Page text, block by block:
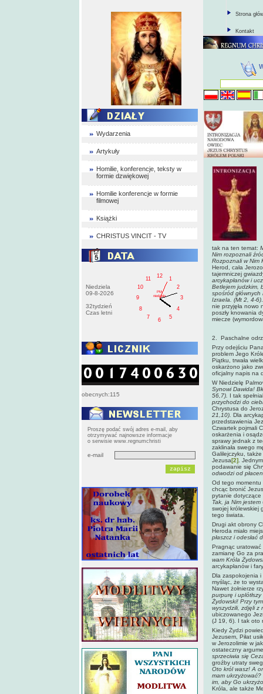
Wydarzenia
Artykuły
Homilie, konferencje, teksty w
formie dzwiękowej
Homilie konferencje w formie
filmowej
Książki
CHRISTUS VINCIT - TV
Niedziela
09-8-2026
32tydzień
Czas letni
1
2
3
4
5
6
7
8
9
10
11
12
PM
niedziela
obecnych:115
Proszę podać swój adres e-mail, aby
otrzymywać najnowsze informacje
o serwisie www.regnumchristi
e-mail
Strona
Kontakt
tak na ten temat:
Nim rozpoznali
Rozpoznali w Nim
Herod, cała
tajemniczej
arcykapłanów i
Betlejem judzkim,
spośród
Izraela. (Mt 2, 4-6)
nie przyjęła nowo
poszły knowania
miecze
2. Paschalne
Przy odejściu
problem Jego
Piątku, trwała
oskarżono jako
oficjalny napis na
W Niedzielę
Synowi Dawida!
56,7). I tak
przychodzi do
Chrystusa do
21,10). Dla
przedstawienia
Czwartek pojmali
oskarżenia i
sprawy jednak z
zaklinała swego
Galilejczyku, także
Jezusa[2] .
podawanie się
odwodzi od
Od tego momentu
chcąc bronić
pytanie
Tak, ja Nim jestem
swojej królewskiej
tego świata.
Drugi akt obrony
Heroda miało
płaszcz i odesłać
Pragnąc uratować
zamianę Go za
wam Króla
arcykapłanów i
Dla zaspokojenia i
myśląc, że to
Nawet żołnierze
purpurę i
Żydowski! Przy
wyszydzili, zdjęli z
ubiczowanego
(J 19, 6). I tak oto
Kiedy Żydzi
Jezusem, Piłat
w Jerozolimie w
ostateczny
sprzeciwia się
groźby utraty
Oto król wasz! A
mam ukrzyżować?
im, aby Go
Króla, ale także